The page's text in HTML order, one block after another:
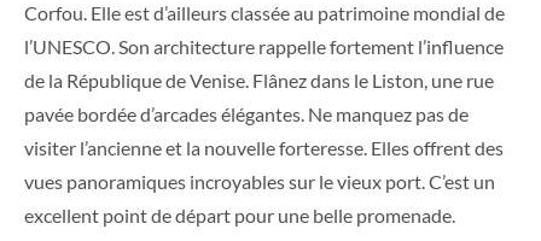
Corfou. Elle est d’ailleurs classée au patrimoine mondial de
l’UNESCO. Son architecture rappelle fortement l’influence
de la République de Venise. Flânez dans le Liston, une rue
pavée bordée d’arcades élégantes. Ne manquez pas de
visiter l’ancienne et la nouvelle forteresse. Elles offrent des
vues panoramiques incroyables sur le vieux port. C’est un
excellent point de départ pour une belle promenade.